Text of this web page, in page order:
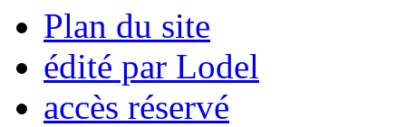
Plan du site
édité par Lodel
accès réservé